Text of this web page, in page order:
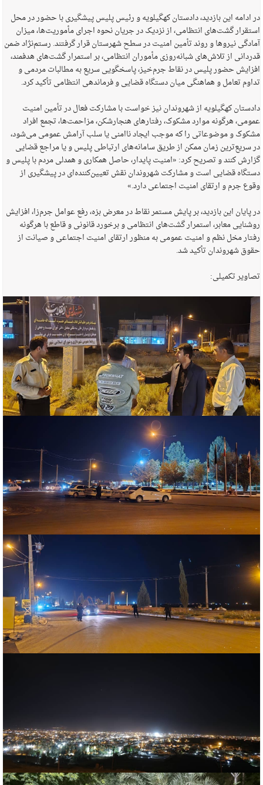
در ادامه این بازدید، دادستان کهگیلویه و رئیس پلیس پیشگیری با حضور در محل
استقرار گشت‌های انتظامی، از نزدیک در جریان نحوه اجرای مأموریت‌ها، میزان
آمادگی نیروها و روند تأمین امنیت در سطح شهرستان قرار گرفتند. رستم‌نژاد ضمن
قدردانی از تلاش‌های شبانه‌روزی مأموران انتظامی، بر استمرار گشت‌های هدفمند،
افزایش حضور پلیس در نقاط جرم‌خیز، پاسخگویی سریع به مطالبات مردمی و
تداوم تعامل و هماهنگی میان دستگاه قضایی و فرماندهی انتظامی تأکید کرد.
دادستان کهگیلویه از شهروندان نیز خواست با مشارکت فعال در تأمین امنیت
عمومی، هرگونه موارد مشکوک، رفتارهای هنجارشکن، مزاحمت‌ها، تجمع افراد
مشکوک و موضوعاتی را که موجب ایجاد ناامنی یا سلب آرامش عمومی می‌شود،
در سریع‌ترین زمان ممکن از طریق سامانه‌های ارتباطی پلیس و یا مراجع قضایی
گزارش کنند و تصریح کرد: «امنیت پایدار، حاصل همکاری و همدلی مردم با پلیس و
دستگاه قضایی است و مشارکت شهروندان نقش تعیین‌کننده‌ای در پیشگیری از
وقوع جرم و ارتقای امنیت اجتماعی دارد.»
در پایان این بازدید، بر پایش مستمر نقاط در معرض بزه، رفع عوامل جرم‌زا، افزایش
روشنایی معابر، استمرار گشت‌های انتظامی و برخورد قانونی و قاطع با هرگونه
رفتار مخل نظم و امنیت عمومی به منظور ارتقای امنیت اجتماعی و صیانت از
حقوق شهروندان تأکید شد.
تصاویر تکمیلی: